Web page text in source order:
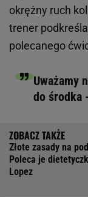
okrężny ruch
trener
polecanego
Uważamy
do środka
Złote zasady na
Poleca je
Lopez